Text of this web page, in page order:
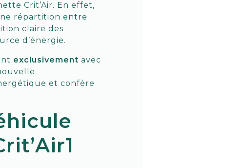
Crit’Air. En effet,
répartition entre
claire des
d’énergie.
exclusivement avec
et confère